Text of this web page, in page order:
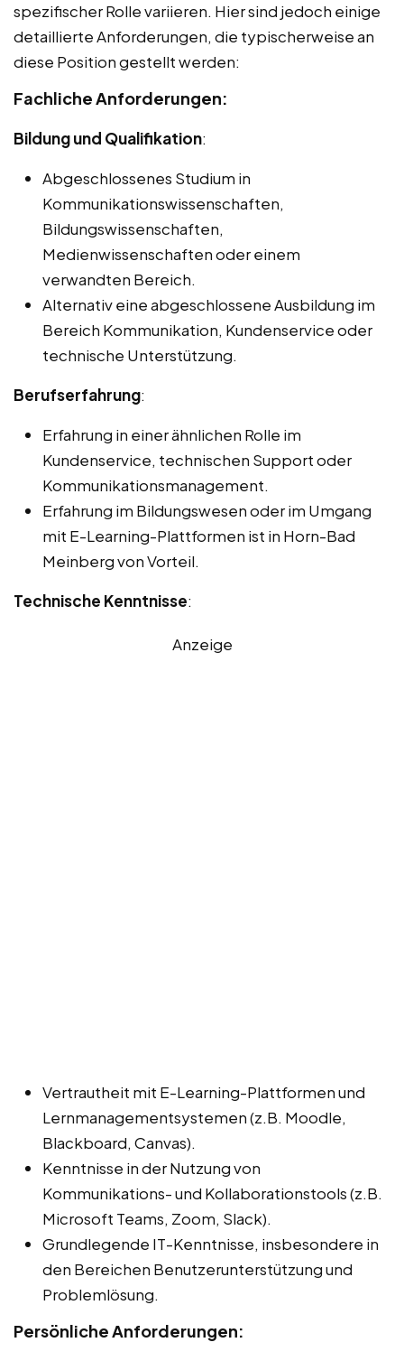
spezifischer Rolle variieren. Hier sind jedoch einige
detaillierte Anforderungen, die typischerweise an
diese Position gestellt werden:
Fachliche Anforderungen:
Bildung und Qualifikation:
Abgeschlossenes Studium in
Kommunikationswissenschaften,
Bildungswissenschaften,
Medienwissenschaften oder einem
verwandten Bereich.
Alternativ eine abgeschlossene Ausbildung im
Bereich Kommunikation, Kundenservice oder
technische Unterstützung.
Berufserfahrung:
Erfahrung in einer ähnlichen Rolle im
Kundenservice, technischen Support oder
Kommunikationsmanagement.
Erfahrung im Bildungswesen oder im Umgang
mit E-Learning-Plattformen ist in Horn-Bad
Meinberg von Vorteil.
Technische Kenntnisse:
Anzeige
Vertrautheit mit E-Learning-Plattformen und
Lernmanagementsystemen (z.B. Moodle,
Blackboard, Canvas).
Kenntnisse in der Nutzung von
Kommunikations- und Kollaborationstools (z.B.
Microsoft Teams, Zoom, Slack).
Grundlegende IT-Kenntnisse, insbesondere in
den Bereichen Benutzerunterstützung und
Problemlösung.
Persönliche Anforderungen: